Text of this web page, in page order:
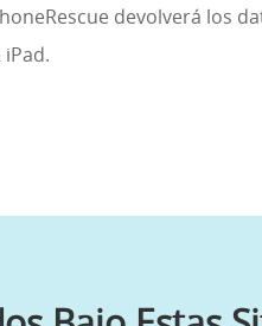
devolverá los
iPad.